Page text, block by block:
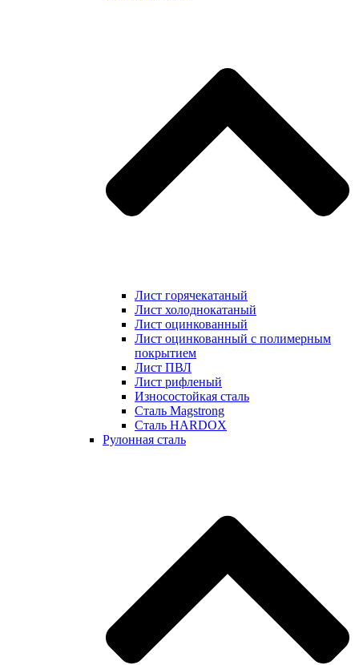
Лист горячекатаный
Лист холоднокатаный
Лист оцинкованный
Лист оцинкованный с полимерным
покрытием
Лист ПВЛ
Лист рифленый
Износостойкая сталь
Сталь Magstrong
Сталь HARDOX
Рулонная сталь